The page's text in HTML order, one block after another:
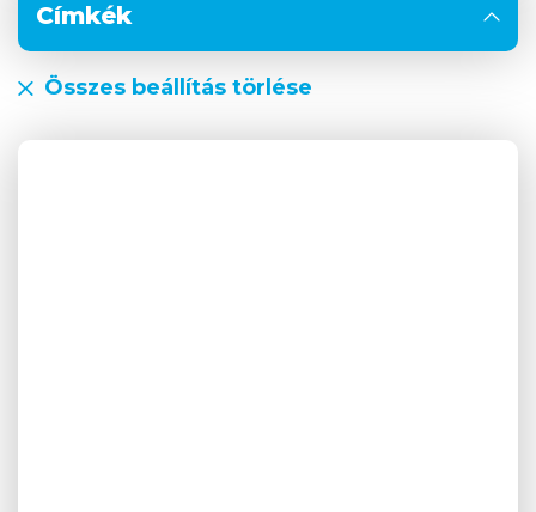
Címkék
Összes beállítás törlése